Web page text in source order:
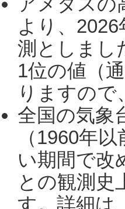
より、
測としまし
1位の値（
りますので
全国の気象
（1960年
い期間で改
との観測史
す。詳細は